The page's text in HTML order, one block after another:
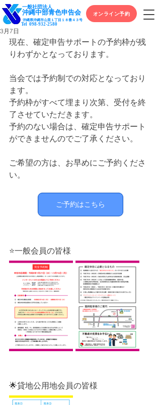
​沖縄中部青色申告会
一般社団法人
沖縄県沖縄市山里１丁目１８番４３号
Tel 098-932-2580
オンライン予約
3月7日
現在、確定申告サポートの予約枠が残
りわずかとなっております。
当会では予約制での対応となっており
ます。
予約枠がすべて埋まり次第、受付を終
了させていただきます。
予約のない場合は、確定申告サポート
ができませんのでご了承ください。
ご希望の方は、お早めにご予約くださ
い。
ご予約はこちら
⭐一般会員の皆様
🌟貸地公用地会員の皆様